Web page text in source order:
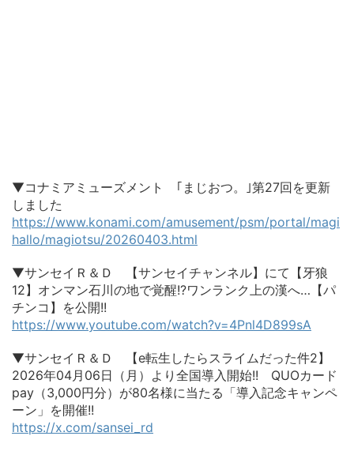
▼コナミアミューズメント ｢まじおつ。｣第27回を更新
しました
https://www.konami.com/amusement/psm/portal/magi
hallo/magiotsu/20260403.html
▼サンセイＲ＆Ｄ 【サンセイチャンネル】にて【牙狼
12】オンマン石川の地で覚醒!?ワンランク上の漢へ…【パ
チンコ】を公開!!
https://www.youtube.com/watch?v=4Pnl4D899sA
▼サンセイＲ＆Ｄ 【e転生したらスライムだった件2】
2026年04月06日（月）より全国導入開始!! QUOカード
pay（3,000円分）が80名様に当たる「導入記念キャンペ
ーン」を開催!!
https://x.com/sansei_rd